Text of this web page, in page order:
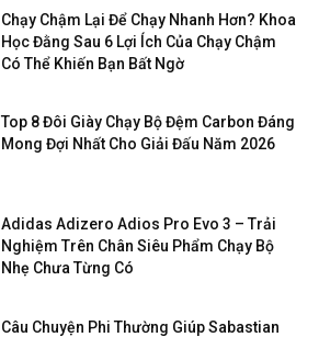
Chạy Chậm Lại Để Chạy Nhanh Hơn? Khoa
Học Đằng Sau 6 Lợi Ích Của Chạy Chậm
Có Thể Khiến Bạn Bất Ngờ
Top 8 Đôi Giày Chạy Bộ Đệm Carbon Đáng
Mong Đợi Nhất Cho Giải Đấu Năm 2026
Adidas Adizero Adios Pro Evo 3 – Trải
Nghiệm Trên Chân Siêu Phẩm Chạy Bộ
Nhẹ Chưa Từng Có
Câu Chuyện Phi Thường Giúp Sabastian